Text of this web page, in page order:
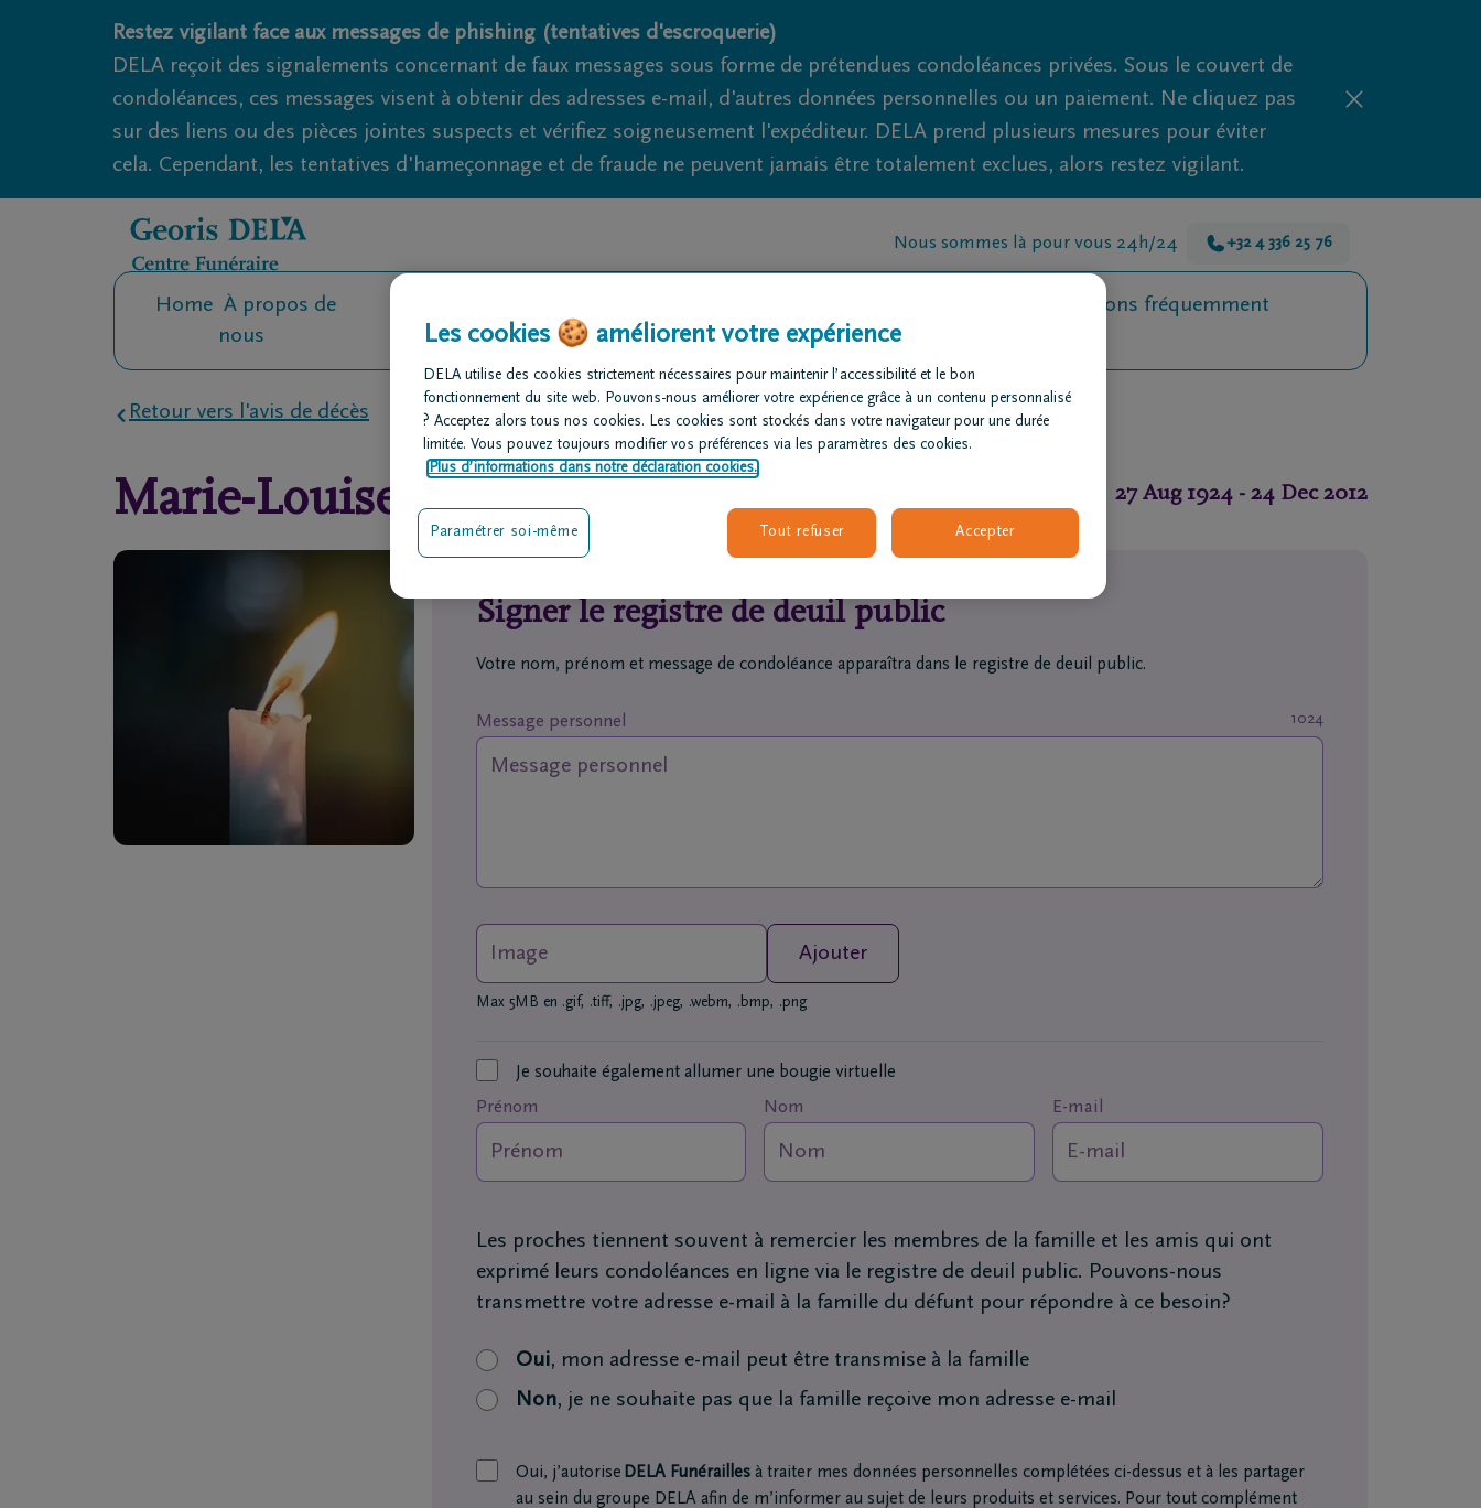
Obituaries.breadcrumbs.SkipLink
Restez vigilant face aux messages de phishing (tentatives d'escroquerie)
DELA reçoit des signalements concernant de faux messages sous forme de prétendues condoléances privées. Sous le couvert de
condoléances, ces messages visent à obtenir des adresses e-mail, d'autres données personnelles ou un paiement. Ne cliquez pas
sur des liens ou des pièces jointes suspects et vérifiez soigneusement l'expéditeur. DELA prend plusieurs mesures pour éviter
cela. Cependant, les tentatives d'hameçonnage et de fraude ne peuvent jamais être totalement exclues, alors restez vigilant.
Nous sommes là pour vous 24h/24 +32 4 336 25 76
Home À propos de
nous
funérailles
décès
funéraires
Questions fréquemment
Retour vers l'avis de décès
Marie-Louise STAUMONT 27 Aug 1924 - 24 Dec 2012
Signer le registre de deuil public
Votre nom, prénom et message de condoléance apparaîtra dans le registre de deuil public.
1024
Message personnel
Image Ajouter
Max 5MB en .gif, .tiff, .jpg, .jpeg, .webm, .bmp, .png
Je souhaite également allumer une bougie virtuelle
Prénom Nom E-mail
Les proches tiennent souvent à remercier les membres de la famille et les amis qui ont
exprimé leurs condoléances en ligne via le registre de deuil public. Pouvons-nous
transmettre votre adresse e-mail à la famille du défunt pour répondre à ce besoin?
Oui, mon adresse e-mail peut être transmise à la famille
Non, je ne souhaite pas que la famille reçoive mon adresse e-mail
Oui, j’autorise DELA Funéraillesà traiter mes données personnelles complétées ci-dessus et à les partager
au sein du groupe DELA afin de m’informer au sujet de leurs produits et services. Pour tout complément
Les cookies 🍪 améliorent votre expérience
DELA utilise des cookies strictement nécessaires pour maintenir l’accessibilité et le bon
fonctionnement du site web. Pouvons-nous améliorer votre expérience grâce à un contenu personnalisé
? Acceptez alors tous nos cookies. Les cookies sont stockés dans votre navigateur pour une durée
limitée. Vous pouvez toujours modifier vos préférences via les paramètres des cookies.
Plus d’informations dans notre déclaration cookies.
Tout refuser Accepter
Paramétrer soi-même